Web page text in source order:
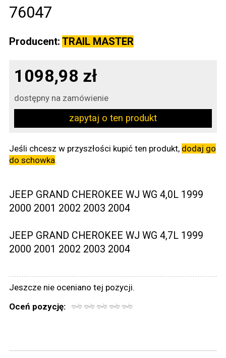
76047
Producent: TRAIL MASTER
1098,98 zł
dostępny na zamówienie
zapytaj o ten produkt
Jeśli chcesz w przyszłości kupić ten produkt, dodaj go
do schowka.
JEEP GRAND CHEROKEE WJ WG 4,0L 1999
2000 2001 2002 2003 2004
JEEP GRAND CHEROKEE WJ WG 4,7L 1999
2000 2001 2002 2003 2004
Jeszcze nie oceniano tej pozycji.
Oceń pozycję: